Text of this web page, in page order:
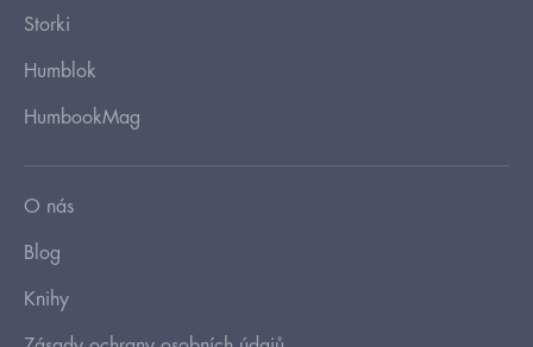
Storki
Humblok
HumbookMag
O nás
Blog
Knihy